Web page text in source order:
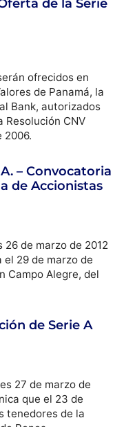
ofrecidos en
de Panamá, la
Bank, autorizados
CNV
2006.
– Convocatoria
de Accionistas
26 de marzo de 2012
29 de marzo de
Campo Alegre, del
de Serie A
27 de marzo de
que el 23 de
tenedores de la